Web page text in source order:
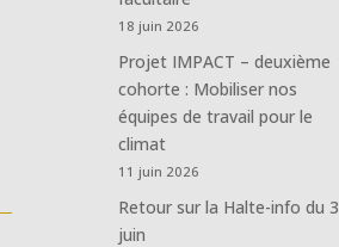
18 juin 2026
Projet IMPACT – deuxième
cohorte : Mobiliser nos
équipes de travail pour le
climat
11 juin 2026
Retour sur la Halte-info du 3
juin